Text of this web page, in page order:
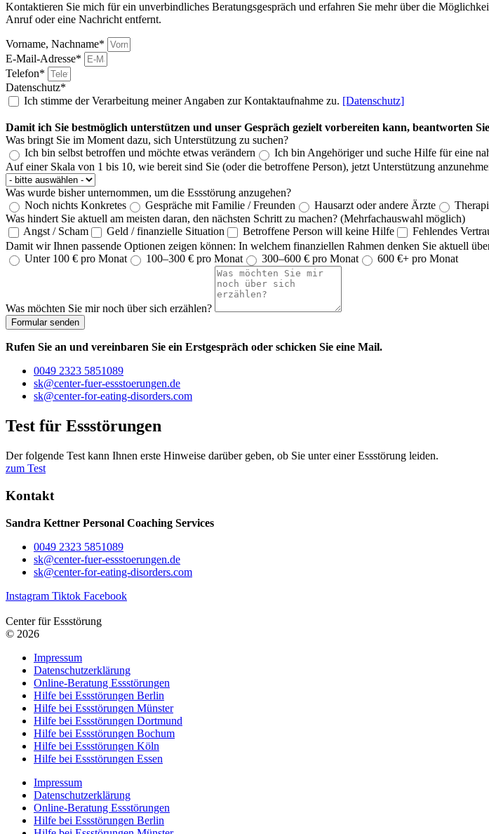
Kontaktieren Sie mich für ein unverbindliches Beratungsgespräch und erfahren Sie mehr über die
Anruf oder eine Nachricht entfernt.
Vorname, Nachname*
E-Mail-Adresse*
Telefon*
Datenschutz*
Ich stimme der Verarbeitung meiner Angaben zur Kontaktaufnahme zu. [Datenschutz]
Damit ich Sie bestmöglich unterstützen und unser Gespräch gezielt vorbereiten kann, beantworten
Was bringt Sie im Moment dazu, sich Unterstützung zu suchen?
Ich bin selbst betroffen und möchte etwas verändern
Ich bin Angehöriger und suche Hilfe für eine
Auf einer Skala von 1 bis 10, wie bereit sind Sie (oder die betroffene Person), jetzt Unterstützung
Was wurde bisher unternommen, um die Essstörung anzugehen?
Noch nichts Konkretes
Gespräche mit Familie / Freunden Hausarzt oder andere Ärzte
Was hindert Sie aktuell am meisten daran, den nächsten Schritt zu machen? (Mehrfachauswahl möglich)
Angst / Scham
Geld / finanzielle Situation Betroffene Person will keine Hilfe Fehlendes
Damit wir Ihnen passende Optionen zeigen können: In welchem finanziellen Rahmen denken Sie aktuell
Unter 100 € pro Monat
100–300 € pro Monat 300–600 € pro Monat 600 €+ pro Monat
Was möchten Sie mir noch über sich erzählen?
Formular senden
Rufen Sie an und vereinbaren Sie ein Erstgespräch oder schicken Sie eine Mail.
0049 2323 5851089
sk@center-fuer-essstoerungen.de
sk@center-for-eating-disorders.com
Test für Essstörungen
Der folgende Test kann Ihnen erste Hinweise darüber geben, ob Sie unter einer Essstörung leiden.
zum Test
Kontakt
Sandra Kettner Personal Coaching Services
0049 2323 5851089
sk@center-fuer-essstoerungen.de
sk@center-for-eating-disorders.com
Instagram Tiktok Facebook
Center für Essstörung
© 2026
Impressum
Datenschutzerklärung
Online-Beratung Essstörungen
Hilfe bei Essstörungen Berlin
Hilfe bei Essstörungen Münster
Hilfe bei Essstörungen Dortmund
Hilfe bei Essstörungen Bochum
Hilfe bei Essstörungen Köln
Hilfe bei Essstörungen Essen
Impressum
Datenschutzerklärung
Online-Beratung Essstörungen
Hilfe bei Essstörungen Berlin